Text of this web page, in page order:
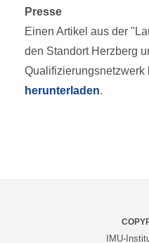
Presse
Einen Artikel aus der
den Standort Herzberg
Qualifizierungsnetzwerk
herunterladen.
IMU-